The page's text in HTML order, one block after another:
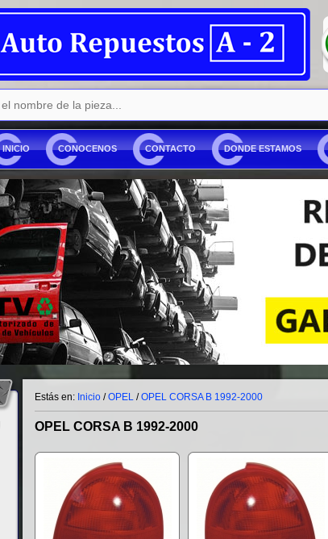
INICIO CONOCENOS CONTACTO DONDE ESTAMOS
Estás en: Inicio /OPEL /OPEL CORSA B 1992-2000
OPEL CORSA B 1992-2000